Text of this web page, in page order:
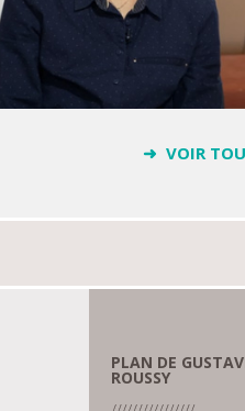
➜ VOIR
PLAN DE
ROUSSY